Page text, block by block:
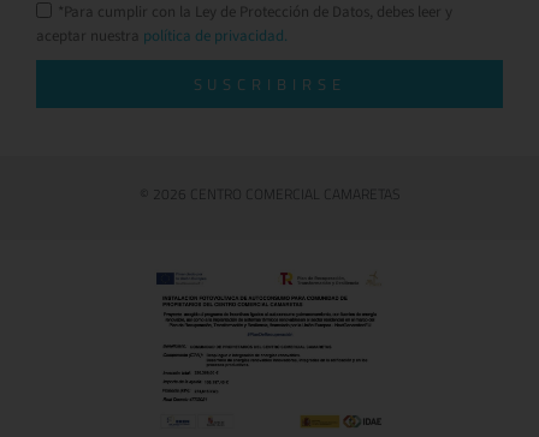
*Para cumplir con la Ley de Protección de Datos, debes leer y
aceptar nuestra política de privacidad.
SUSCRIBIRSE
© 2026 CENTRO COMERCIAL CAMARETAS